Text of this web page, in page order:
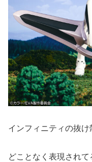
インフィニティの抜け
どことなく表現されて